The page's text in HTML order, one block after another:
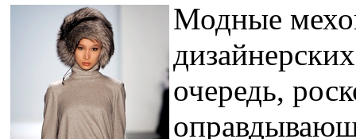
Модные
очередь,